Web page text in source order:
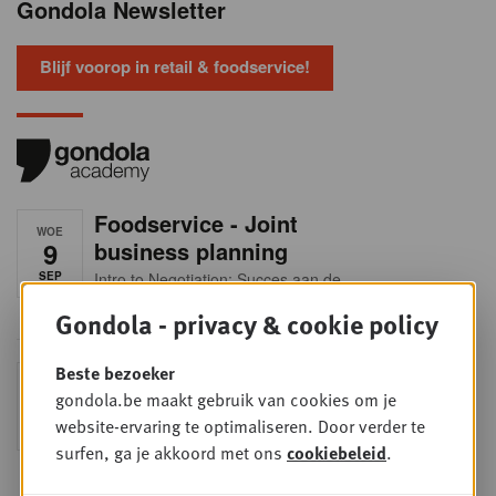
Gondola Newsletter
Blijf voorop in retail & foodservice!
WOE
9
SEP
Foodservice - Joint
business planning
Intro to Negotiation: Succes aan de
15
SEP
Into Retail - Sold out
Mis deze unieke kans niet om het
Belgische retaillandschap volledig te
doorgronden. In deze essentiële
update ontdek je de strategieën van
Gondola - privacy & cookie policy
Beste bezoeker
gondola.be maakt gebruik van cookies om je
website-ervaring te optimaliseren. Door verder te
surfen, ga je akkoord met ons cookiebeleid.